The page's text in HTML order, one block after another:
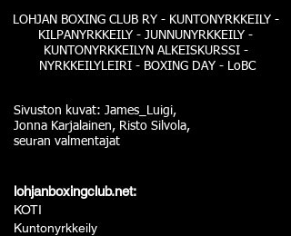
LOHJAN BOXING CLUB RY - KUNTONYRKKEILY -
KILPANYRKKEILY - JUNNUNYRKKEILY -
KUNTONYRKKEILYN ALKEISKURSSI -
NYRKKEILYLEIRI - BOXING DAY - LoBC
Sivuston kuvat: James_Luigi,
Jonna Karjalainen, Risto Silvola,
seuran valmentajat
lohjanboxingclub.net:
KOTI
Kuntonyrkkeily